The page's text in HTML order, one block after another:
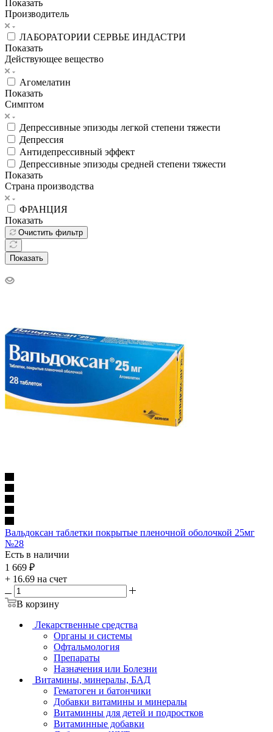
Показать
Производитель
ЛАБОРАТОРИИ СЕРВЬЕ ИНДАСТРИ
Показать
Действующее вещество
Агомелатин
Показать
Симптом
Депрессивные эпизоды легкой степени тяжести
Депрессия
Антидепрессивный эффект
Депрессивные эпизоды средней степени тяжести
Показать
Страна производства
ФРАНЦИЯ
Показать
Очистить фильтр
Показать
Вальдоксан таблетки покрытые пленочной оболочкой 25мг
№28
Есть в наличии
1 669 ₽
+ 16.69 на счет
В корзину
Лекарственные средства
Органы и системы
Офтальмология
Препараты
Назначения или Болезни
Витамины, минералы, БАД
Гематоген и батончики
Добавки витамины и минералы
Витаминны для детей и подростков
Витаминные добавки